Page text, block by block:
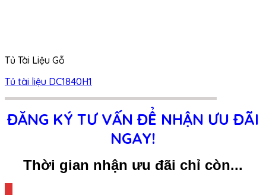
Tủ Tài Liệu Gỗ
Tủ tài liệu DC1840H1
ĐĂNG KÝ TƯ VẤN ĐỂ NHẬN ƯU ĐÃI
NGAY!
Thời gian nhận ưu đãi chỉ còn...